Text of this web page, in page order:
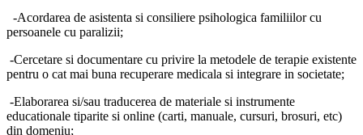
-Acordarea de asistenta si consiliere psihologica familiilor cu
persoanele cu paralizii;
-Cercetare si documentare cu privire la metodele de terapie existente
pentru o cat mai buna recuperare medicala si integrare in societate;
-Elaborarea si/sau traducerea de materiale si instrumente
educationale tiparite si online (carti, manuale, cursuri, brosuri, etc)
din domeniu;